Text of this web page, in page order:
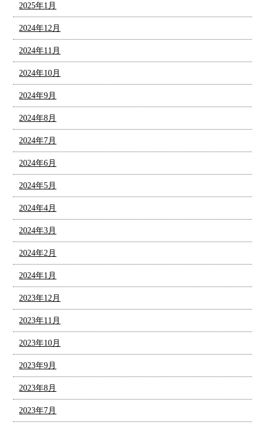
2025年1月
2024年12月
2024年11月
2024年10月
2024年9月
2024年8月
2024年7月
2024年6月
2024年5月
2024年4月
2024年3月
2024年2月
2024年1月
2023年12月
2023年11月
2023年10月
2023年9月
2023年8月
2023年7月